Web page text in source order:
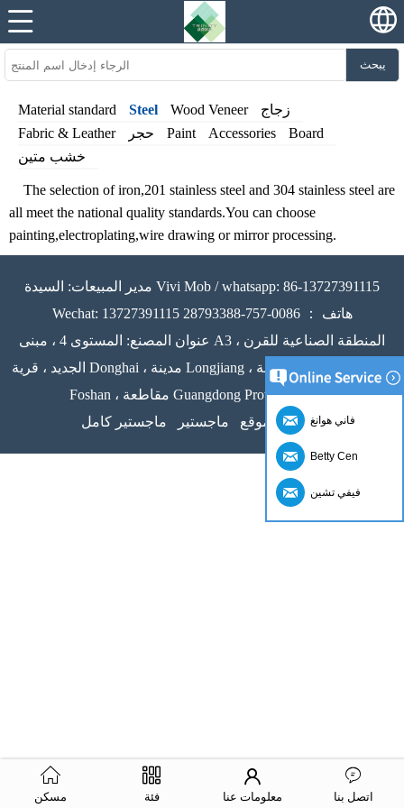
يبحث
Material standard Steel Wood Veneer
زجاج
Fabric & Leather
حجر Paint Accessories
Board
خشب متين
The selection of iron,201 stainless steel and 304 stainless steel are
all meet the national quality standards.You can choose
painting,electroplating,wire drawing or mirror processing.
مدير المبيعات: السيدة Vivi Mob / whatsapp: 86-13727391115
Wechat: 13727391115 هاتف ： 0086-757-28793388
عنوان المصنع: المستوى 4 ، مبنى A3 ، المنطقة الصناعية للقرن
الجديد ، قرية Donghai ، مدينة Longjiang ، مقاطعة Shunde ، مدينة
Foshan ، مقاطعة Guangdong Provice ، الصين
خريطة الموقع
ماجستير ماجستير كامل
مسكن فئة معلومات عنا اتصل بنا
فاني هوانغ
Betty Cen
فيفي تشين